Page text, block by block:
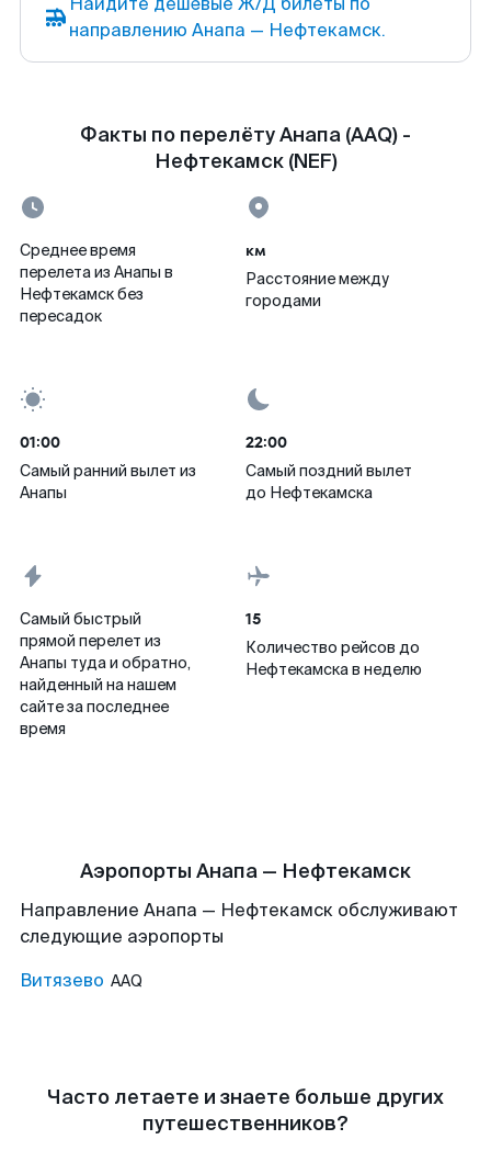
направлению Анапа — Нефтекамск.
Факты по перелёту Анапа (AAQ) -
Нефтекамск (NEF)
Среднее время
перелета из Анапы в
Нефтекамск без
пересадок
км
Расстояние между
городами
01:00
Самый ранний вылет из
Анапы
22:00
Самый поздний вылет
до Нефтекамска
Самый быстрый
прямой перелет из
Анапы туда и обратно,
найденный на нашем
сайте за последнее
время
15
Количество рейсов до
Нефтекамска в неделю
Аэропорты Анапа — Нефтекамск
Направление Анапа — Нефтекамск обслуживают
следующие аэропорты
Витязево AAQ
Часто летаете и знаете больше других
путешественников?